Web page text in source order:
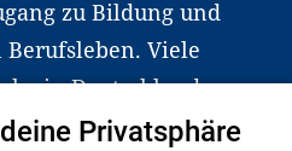
zu Bildung und
Viele
in Deutschland
dabei.
Privatsphäre